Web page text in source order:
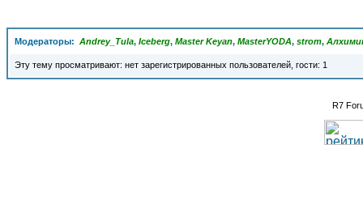
Модераторы: Andrey_Tula, Iceberg, Master Keyan, MasterYODA, strom,
Эту тему просматривают: нет зарегистрированных пользователей, гости: 1
R7